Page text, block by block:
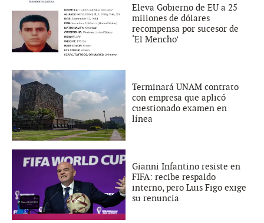
Eleva Gobierno de EU a 25
millones de dólares
recompensa por sucesor de
‘El Mencho’
Terminará UNAM contrato
con empresa que aplicó
cuestionado examen en
línea
Gianni Infantino resiste en
FIFA: recibe respaldo
interno, pero Luis Figo exige
su renuncia